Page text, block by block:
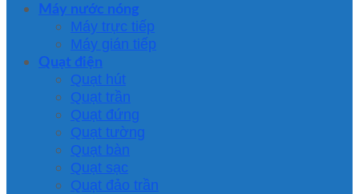
Máy nước nóng
Máy trực tiếp
Máy gián tiếp
Quạt điện
Quạt hút
Quạt trần
Quạt đứng
Quạt tường
Quạt bàn
Quạt sạc
Quạt đảo trần